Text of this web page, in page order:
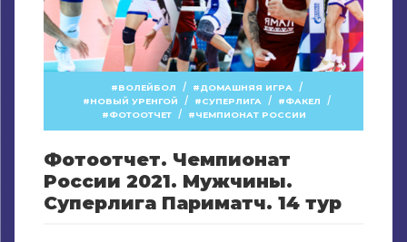
ВОЛЕЙБОЛ / ДОМАШНЯЯ ИГРА /
НОВЫЙ УРЕНГОЙ / СУПЕРЛИГА / ФАКЕЛ /
ФОТООТЧЕТ / ЧЕМПИОНАТ РОССИИ
Фотоотчет. Чемпионат
России 2021. Мужчины.
Суперлига Париматч. 14 тур